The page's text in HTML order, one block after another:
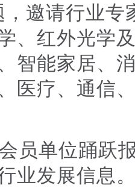
，邀请行业
、红外光学
智能家居、
医疗、通信
员单位踊跃
业发展信息